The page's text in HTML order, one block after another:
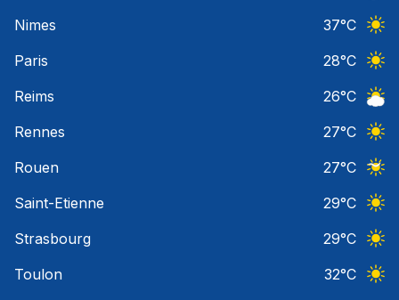
Nimes
37°C
Paris
28°C
Reims
26°C
Rennes
27°C
Rouen
27°C
Saint-Etienne
29°C
Strasbourg
29°C
Toulon
32°C